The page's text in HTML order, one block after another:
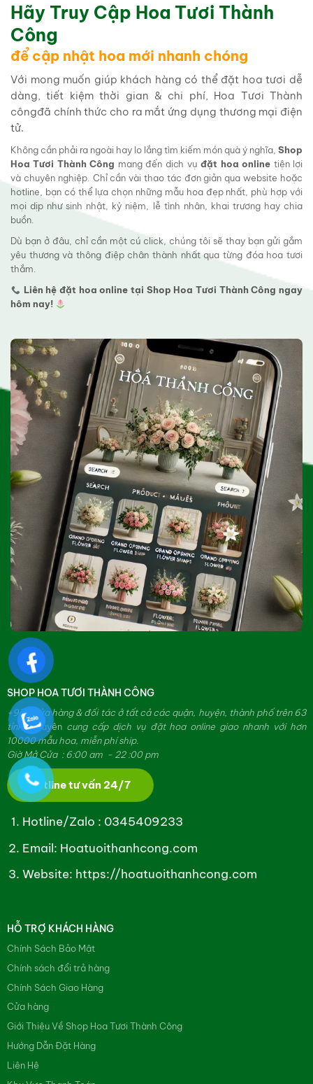
Hãy Truy Cập Hoa Tươi Thành
Công
để cập nhật hoa mới nhanh chóng
Với mong muốn giúp khách hàng có thể đặt hoa tươi dễ
dàng, tiết kiệm thời gian & chi phí, Hoa Tươi Thành
côngđã chính thức cho ra mắt ứng dụng thương mại điện
tử.
Không cần phải ra ngoài hay lo lắng tìm kiếm món quà ý nghĩa, Shop
Hoa Tươi Thành Công mang đến dịch vụđặt hoa online tiện lợi
và chuyên nghiệp. Chỉ cần vài thao tác đơn giản qua website hoặc
hotline, bạn có thể lựa chọn những mẫu hoa đẹp nhất, phù hợp với
mọi dịp như sinh nhật, kỷ niệm, lễ tình nhân, khai trương hay chia
buồn.
Dù bạn ở đâu, chỉ cần một cú click, chúng tôi sẽ thay bạn gửi gắm
yêu thương và thông điệp chân thành nhất qua từng đóa hoa tươi
thắm.
Liên hệ đặt hoa online tại Shop Hoa Tươi Thành Công ngay
hôm nay!
SHOP HOA TƯƠI THÀNH CÔNG
+979 cửa hàng & đối tác ở tất cả các quận, huyện, thành phố trên 63
tỉnh.Chuyêncung cấp dịch vụ đặt hoa online giao nhanh với hơn
10000 mẫu hoa, miễn phí ship.
Giờ Mở Cửa : 6:00 am - 22 :00 pm
Hotline tư vấn 24/7
Hotline/Zalo : 0345409233
Email: Hoatuoithanhcong.com
Website: https://hoatuoithanhcong.com
HỖ TRỢ KHÁCH HÀNG
Chính Sách Bảo Mật
Chính sách đổi trả hàng
Chính Sách Giao Hàng
Cửa hàng
Giới Thiệu Về Shop Hoa Tươi Thành Công
Hướng Dẫn Đặt Hàng
Liên Hệ